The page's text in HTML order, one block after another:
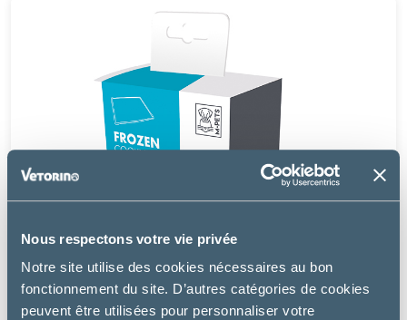
Nous respectons votre vie privée
Notre site utilise des cookies nécessaires au bon
fonctionnement du site. D’autres catégories de cookies
peuvent être utilisées pour personnaliser votre